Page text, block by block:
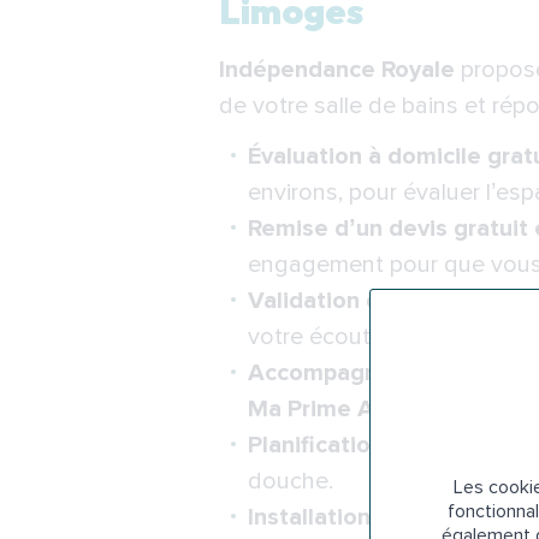
Les
Limoges
Indépendance Royale
de votre salle de bains et
Évaluation à domicile
environs, pour évaluer
Remise d’un devis
engagement pour que
Validation du devis
votre écoute tout au long
Accompagnement pour
Ma Prime Adapt’
Planification des travaux
douche.
Installation rapide et